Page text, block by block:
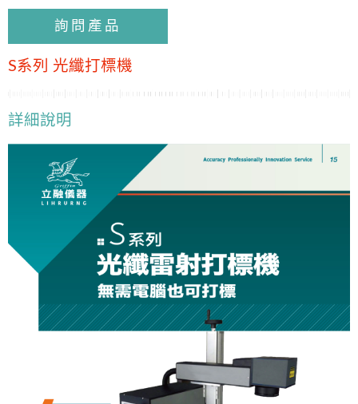
詢問產品
S系列 光纖打標機
詳細說明